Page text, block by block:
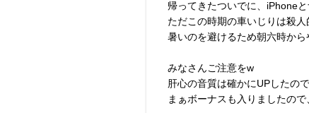
帰ってきたついでに、iPhone
ただこの時期の車いじりは殺人
暑いのを避けるため朝六時から
みなさんご注意をw
肝心の音質は確かにUPした
まぁボーナスも入りましたの